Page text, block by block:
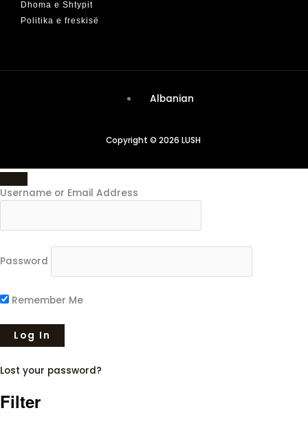
Dhoma e Shtypit
Politika e freskisë
Albanian
Copyright © 2026 LUSH
Username or Email Address
Password
Remember Me
Lost your password?
Filter